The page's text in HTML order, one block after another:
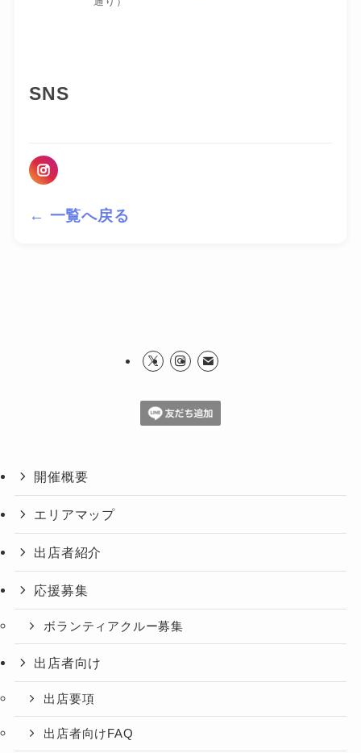
SNS
← 一覧へ戻る
開催概要
エリアマップ
出店者紹介
応援募集
ボランティアクルー募集
出店者向け
出店要項
出店者向けFAQ